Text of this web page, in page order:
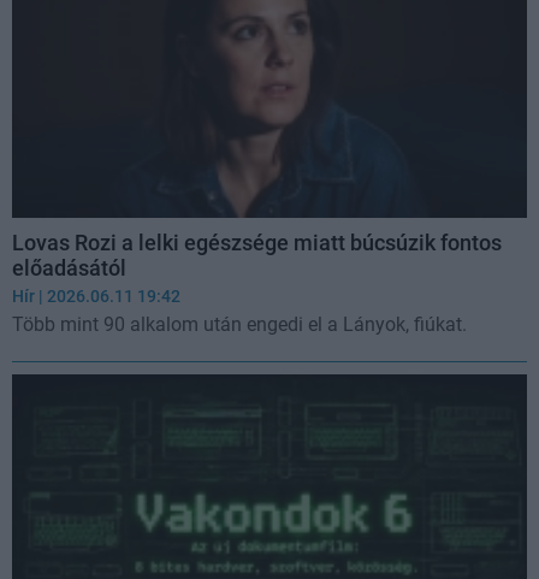
Lovas Rozi a lelki egészsége miatt búcsúzik fontos
előadásától
Hír | 2026.06.11 19:42
Több mint 90 alkalom után engedi el a Lányok, fiúkat.